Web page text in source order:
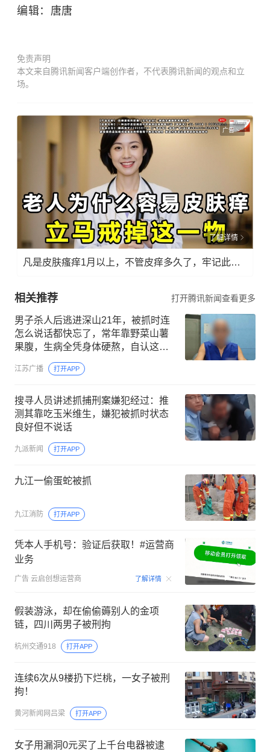
编辑：唐唐
免责声明
本文来自腾讯新闻客户端创作者，不代表腾讯新闻的观点和立
场。
广告
了解详情
凡是皮肤瘙痒1月以上，不管皮痒多久了，牢记此法，快！准！狠！
相关推荐 打开腾讯新闻查看更多
男子杀人后逃进深山21年，被抓时连
怎么说话都快忘了，常年靠野菜山薯
果腹，生病全凭身体硬熬，自认这些
年“活得不像个人”
江苏广播 打开APP
搜寻人员讲述抓捕刑案嫌犯经过：推
测其靠吃玉米维生，嫌犯被抓时状态
良好但不说话
九派新闻 打开APP
九江一偷蛋蛇被抓
九江消防 打开APP
凭本人手机号：验证后获取！#运营商
业务
广告 云启创想运营商 了解详情 00:15
假装游泳，却在偷偷薅别人的金项
链，四川两男子被刑拘
杭州交通918 打开APP
连续6次从9楼扔下烂桃，一女子被刑
拘！
黄河新闻网吕梁 打开APP
女子用漏洞0元买了上千台电器被逮